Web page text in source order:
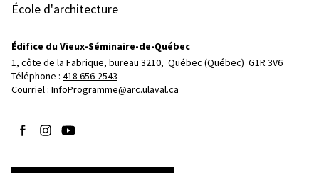
École d'architecture
Édifice du Vieux-Séminaire-de-Québec
1, côte de la Fabrique, bureau 3210, Québec (Québec)  G1R 3V6
Téléphone : 418 656-2543
Courriel : InfoProgramme@arc.ulaval.ca
Suivez-nous sur Facebook
Suivez-nous sur Instagram
Suivez-nous sur YouTube